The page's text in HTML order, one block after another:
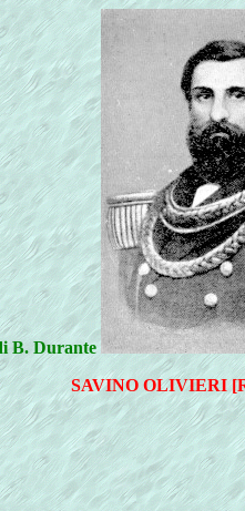
B. Durante
SAVINO OLIVIERI